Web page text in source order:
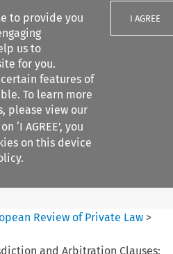
to provide you
us to
for you.
features of
To learn more
please view our
‘I AGREE’, you
on this device
I AGREE
Search content
Review of Private Law >
and Arbitration Clauses: